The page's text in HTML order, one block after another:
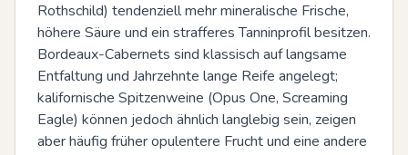
Rothschild) tendenziell mehr mineralische Frische,
höhere Säure und ein strafferes Tanninprofil besitzen.
Bordeaux-Cabernets sind klassisch auf langsame
Entfaltung und Jahrzehnte lange Reife angelegt;
kalifornische Spitzenweine (Opus One, Screaming
Eagle) können jedoch ähnlich langlebig sein, zeigen
aber häufig früher opulentere Frucht und eine andere